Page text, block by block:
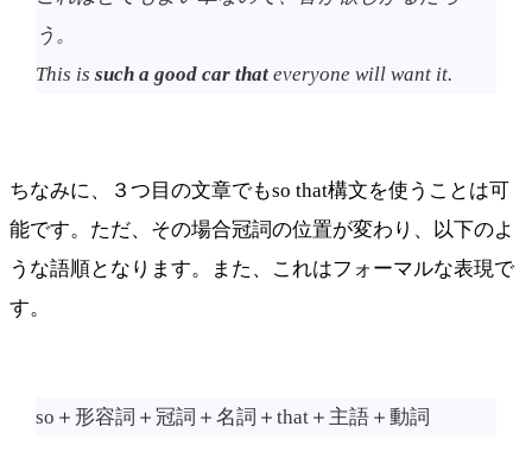
う。
This issucha good car that everyone will want it.
ちなみに、３つ目の文章でもso that構文を使うことは可
能です。ただ、その場合冠詞の位置が変わり、以下のよ
うな語順となります。また、これはフォーマルな表現で
す。
so＋形容詞＋冠詞＋名詞＋that＋主語＋動詞